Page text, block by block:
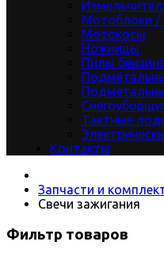
Мотоблоки /
Мотокосы
Ножницы
Пилы
Тактные
Контакты
Запчасти и
Свечи зажигания
Фильтр товаров